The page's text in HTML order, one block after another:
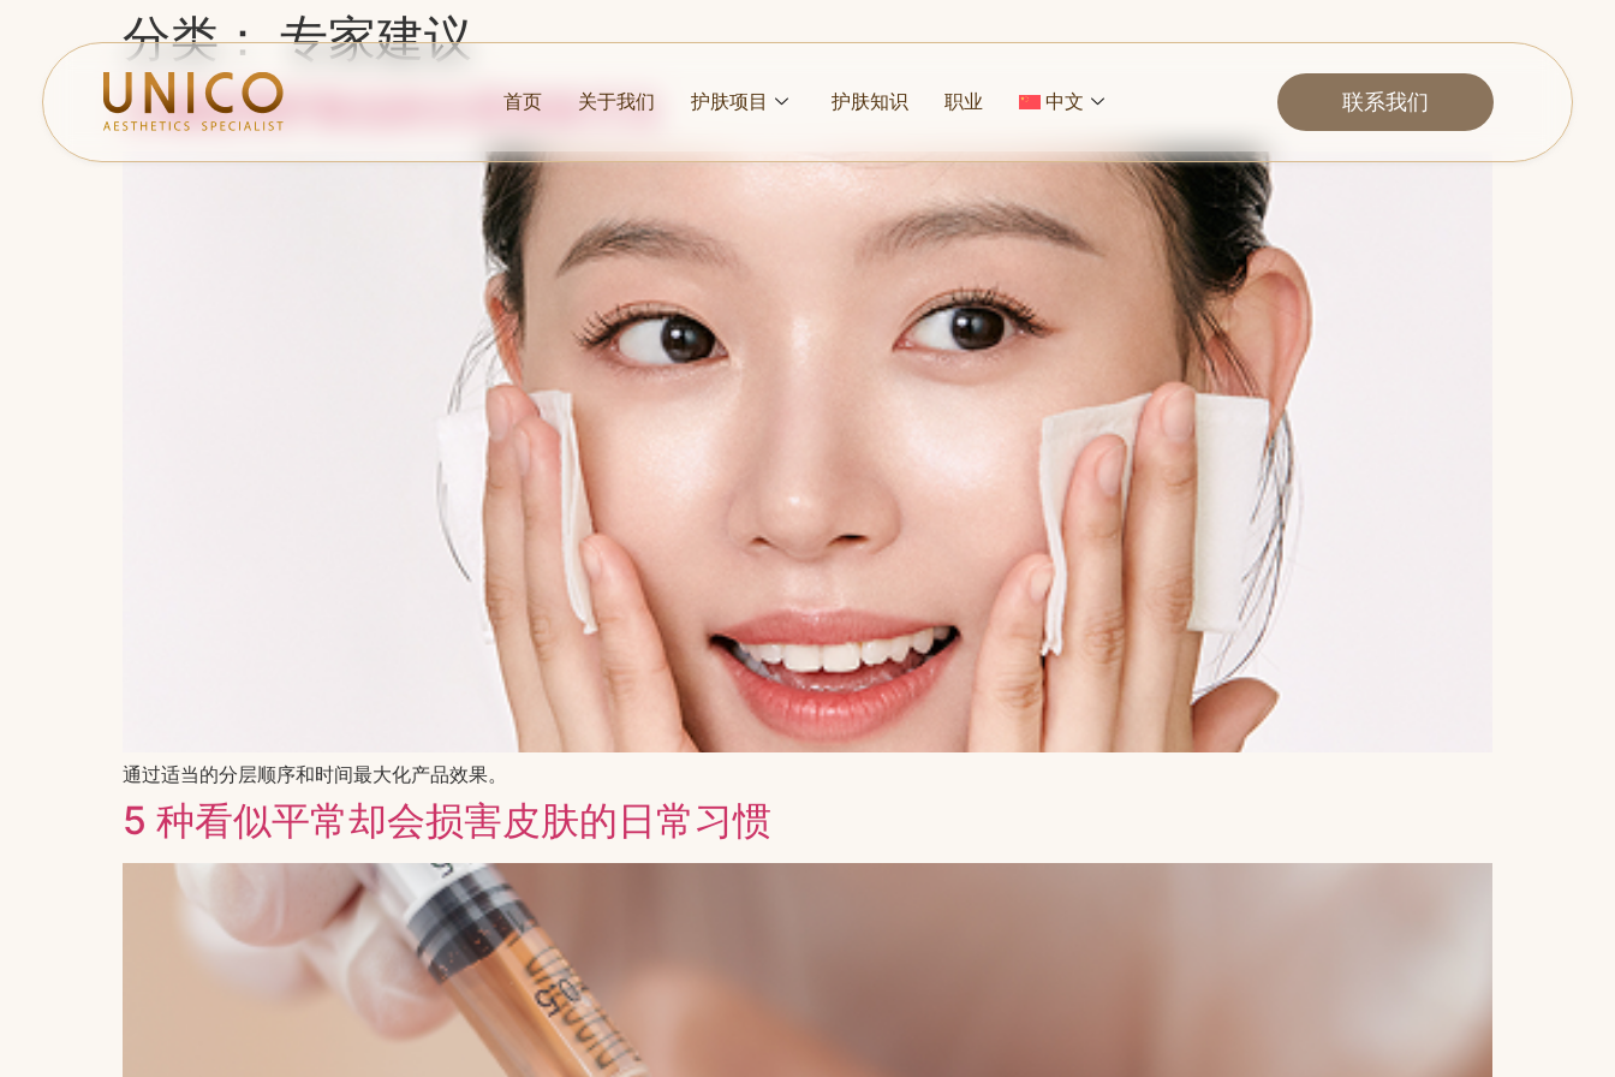
首页 关于我们 护肤项目 护肤知识 职业 中文 联系我们
分类：专家建议
正确使用护肤品的分层涂抹方法
通过适当的分层顺序和时间最大化产品效果。
5 种看似平常却会损害皮肤的日常习惯